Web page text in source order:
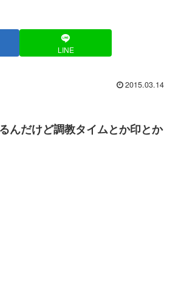
LINE
2015.03.14
んだけど調教タイムとか印とか